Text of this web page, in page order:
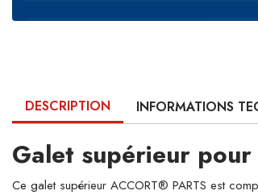
DESCRIPTION INFORMATIONS
Galet supérieur pour
Ce galet supérieur ACCORT® PARTS est